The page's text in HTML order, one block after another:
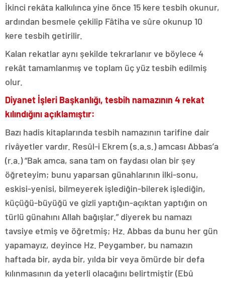
İkinci rekâta kalkılınca yine önce 15 kere tesbih okunur,
ardından besmele çekilip Fâtiha ve sûre okunup 10
kere tesbih getirilir.
Kalan rekatlar aynı şekilde tekrarlanır ve böylece 4
rekât tamamlanmış ve toplam üç yüz tesbih edilmiş
olur.
Diyanet İşleri Başkanlığı, tesbih namazının 4 rekat
kılındığını açıklamıştır:
Bazı hadis kitaplarında tesbih namazının tarifine dair
rivâyetler vardır. Resûl-i Ekrem (s.a.s.) amcası Abbas’a
(r.a.) “Bak amca, sana tam on faydası olan bir şey
öğreteyim; bunu yaparsan günahlarının ilki-sonu,
eskisi-yenisi, bilmeyerek işlediğin-bilerek işlediğin,
küçüğü-büyüğü ve gizli yaptığın-açıktan yaptığın on
türlü günahını Allah bağışlar.” diyerek bu namazı
tavsiye etmiş ve öğretmiş; Hz. Abbas da bunu her gün
yapamayız, deyince Hz. Peygamber, bu namazın
haftada bir, ayda bir, yılda bir veya ömürde bir defa
kılınmasının da yeterli olacağını belirtmiştir (Ebû